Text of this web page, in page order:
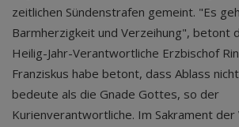
zeitlichen Sündenstrafen gemeint. "Es
Barmherzigkeit und Verzeihung", betont
Heilig-Jahr-Verantwortliche Erzbischof
Franziskus habe betont, dass Ablass
bedeute als die Gnade Gottes, so der
Kurienverantwortliche. Im Sakrament der